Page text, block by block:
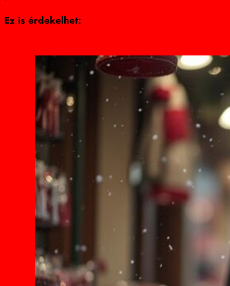
Ez is érdekelhet: